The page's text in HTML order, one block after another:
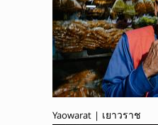
Yaowarat | เยาวราช